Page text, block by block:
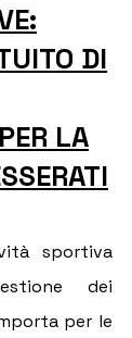
DI
LA
sportiva
dei
per le